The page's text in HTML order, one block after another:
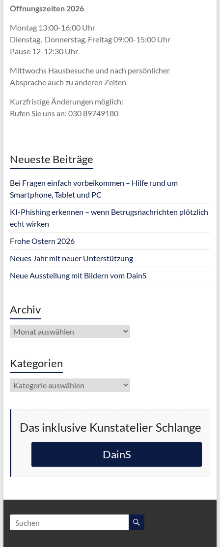
Öffnungszeiten 2026
Montag 13:00-16:00 Uhr
Dienstag, Donnerstag, Freitag 09:00-15:00 Uhr
Pause 12-12:30 Uhr
Mittwochs Hausbesuche und nach persönlicher
Abspracheauch zu anderen Zeiten
Kurzfristige Änderungen möglich:
Rufen Sie uns an: 030 89749180
Neueste Beiträge
Bei Fragen einfach vorbeikommen – Hilfe rund um
Smartphone, Tablet und PC
KI-Phishing erkennen – wenn Betrugsnachrichten plötzlich
echt wirken
Frohe Ostern 2026
Neues Jahr mit neuer Unterstützung
Neue Ausstellung mit Bildern vom DainS
Archiv
Archiv
Kategorien
Kategorien
Das inklusive Kunstatelier Schlange
DainS